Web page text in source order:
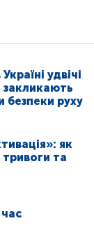
удвічі
закликають
руху
як
та